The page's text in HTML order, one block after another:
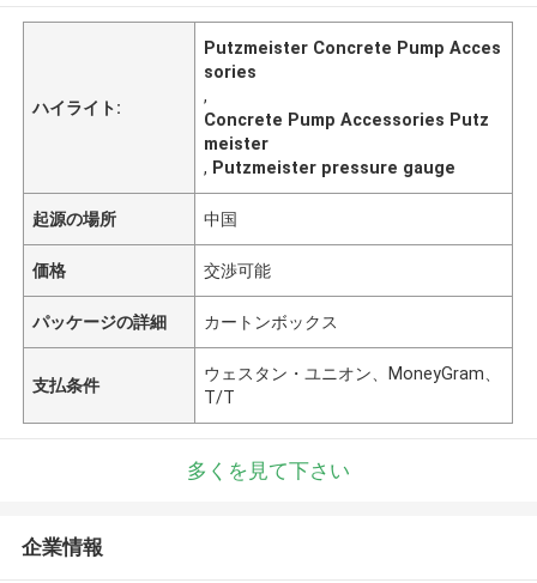
ハイライト:
Putzmeister Concrete Pump Acces
sories
,
Concrete Pump Accessories Putz
meister
, Putzmeister pressure gauge
起源の場所 中国
価格 交渉可能
パッケージの詳細 カートンボックス
支払条件
ウェスタン・ユニオン、MoneyGram、
T/T
多くを見て下さい
企業情報